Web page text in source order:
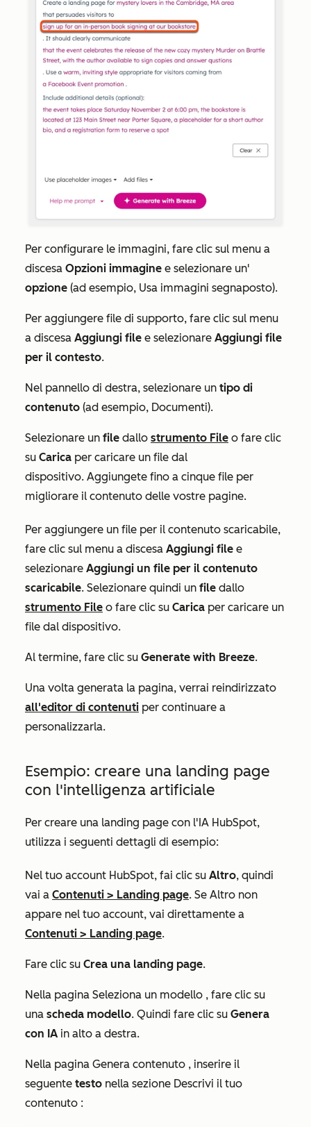
Per configurare le immagini, fare clic sul menu a
discesa Opzioni immagine e selezionare un'
opzione (ad esempio, Usa immagini segnaposto).
Per aggiungere file di supporto, fare clic sul menu
a discesa Aggiungi file e selezionare Aggiungi file
per il contesto.
Nel pannello di destra, selezionare un tipo di
contenuto (ad esempio, Documenti).
Selezionare un file dallo strumento File o fare clic
su Carica per caricare un file dal
dispositivo. Aggiungete fino a cinque file per
migliorare il contenuto delle vostre pagine.
Per aggiungere un file per il contenuto scaricabile,
fare clic sul menu a discesa Aggiungi file e
selezionare Aggiungi un file per il contenuto
scaricabile. Selezionare quindi un file dallo
strumento File o fare clic su Carica per caricare un
file dal dispositivo.
Al termine, fare clic su Generate with Breeze.
Una volta generata la pagina, verrai reindirizzato
all'editor di contenuti per continuare a
personalizzarla.
Esempio: creare una landing page
con l'intelligenza artificiale
Per creare una landing page con l'IA HubSpot,
utilizza i seguenti dettagli di esempio:
Nel tuo account HubSpot, fai clic su Altro, quindi
vai a Contenuti > Landing page. Se Altro non
appare nel tuo account, vai direttamente a
Contenuti > Landing page.
Fare clic su Crea una landing page.
Nella pagina Seleziona un modello , fare clic su
una scheda modello. Quindi fare clic su Genera
con IA in alto a destra.
Nella pagina Genera contenuto , inserire il
seguente testo nella sezione Descrivi il tuo
contenuto :